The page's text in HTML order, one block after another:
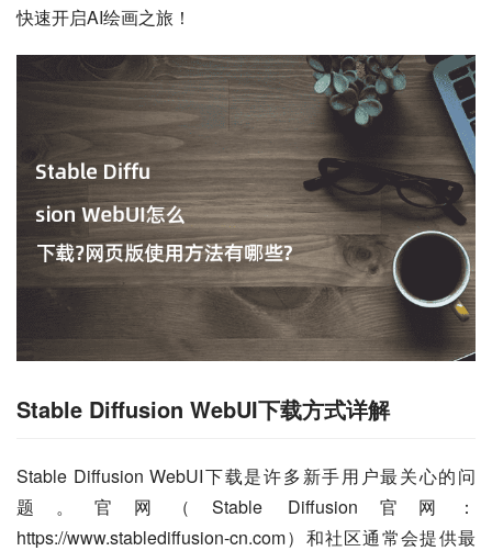
快速开启AI绘画之旅！
Stable Diffusion WebUI下载方式详解
Stable Diffusion WebUI下载是许多新手用户最关心的问
题。官网（Stable Diffusion官网：
https://www.stablediffusion-cn.com）和社区通常会提供最